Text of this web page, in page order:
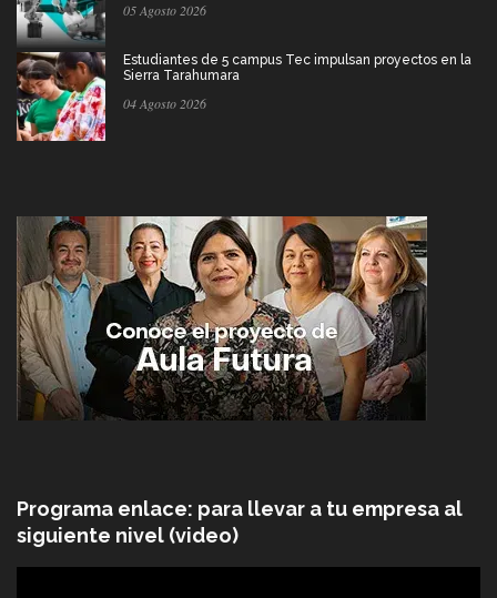
05 Agosto 2026
Estudiantes de 5 campus Tec impulsan proyectos en la
Sierra Tarahumara
04 Agosto 2026
Programa enlace: para llevar a tu empresa al
siguiente nivel (video)